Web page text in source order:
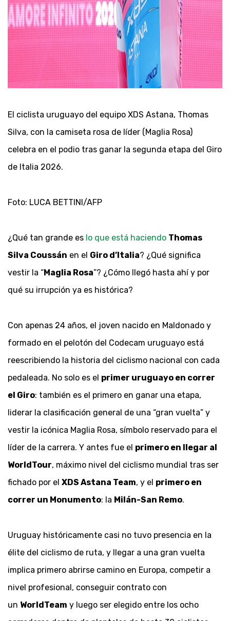
El ciclista uruguayo del equipo XDS Astana, Thomas
Silva, con la camiseta rosa de líder (Maglia Rosa)
celebra en el podio tras ganar la segunda etapa del Giro
de Italia 2026.
Foto: LUCA BETTINI/AFP
¿Qué tan grande es lo que está haciendo Thomas
Silva Coussán en el Giro d’Italia? ¿Qué significa
vestir la “Maglia Rosa”? ¿Cómo llegó hasta ahí y por
qué su irrupción ya es histórica?
Con apenas 24 años, el joven nacido en Maldonado y
formado en el pelotón del Codecam uruguayo está
reescribiendo la historia del ciclismo nacional con cada
pedaleada. No solo es el primer uruguayo en correr
el Giro: también es el primero en ganar una etapa,
liderar la clasificación general de una “gran vuelta” y
vestir la icónica Maglia Rosa, símbolo reservado para el
líder de la carrera. Y antes fue el primero en llegar al
WorldTour, máximo nivel del ciclismo mundial tras ser
fichado por el XDS Astana Team, y el primero en
correr un Monumento: la Milán-San Remo.
Uruguay históricamente casi no tuvo presencia en la
élite del ciclismo de ruta, y llegar a una gran vuelta
implica primero abrirse camino en Europa, competir a
nivel profesional, conseguir contrato con
un WorldTeam y luego ser elegido entre los ocho